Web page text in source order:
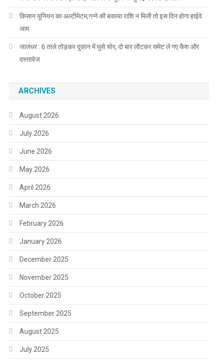
किसान यूनियन का अल्टीमेटम,गन्ने की बकाया राशि न मिली तो इस दिन होगा हाईवे
जाम
जालंधर : 6 ताले तोड़कर दुकान में घुसे चोर, दो बार लौटकर समेट ले गए कैश और
दस्तावेज
ARCHIVES
August 2026
July 2026
June 2026
May 2026
April 2026
March 2026
February 2026
January 2026
December 2025
November 2025
October 2025
September 2025
August 2025
July 2025